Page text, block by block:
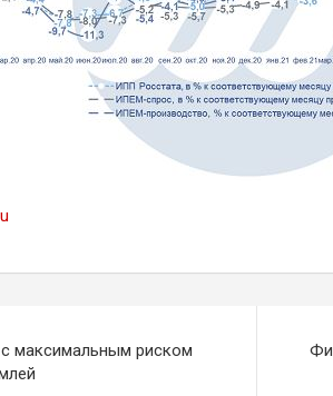
максимальным риском